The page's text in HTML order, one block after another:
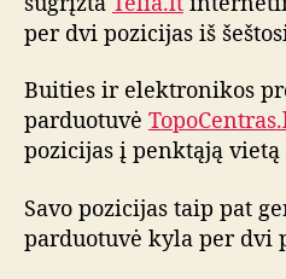
per dvi pozicijas iš
Buities ir elektronikos
parduotuvė
pozicijas į penktąją
Savo pozicijas taip pat
parduotuvė kyla per dvi